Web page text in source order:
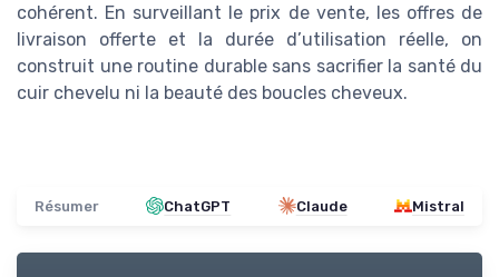
cohérent. En surveillant le prix de vente, les offres de
livraison offerte et la durée d’utilisation réelle, on
construit une routine durable sans sacrifier la santé du
cuir chevelu ni la beauté des boucles cheveux.
Résumer ChatGPT Claude Mistral